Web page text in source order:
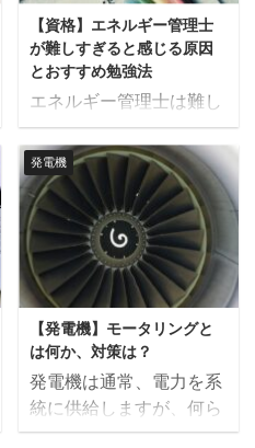
は実際に仕事をする電力
で、モーターや ...
御原理、導入する目的に
ついて解説します。 AQR
とは AQRとは、自動無効
電力調整装置のことで発
電機の無効電力出力が設
ように、界磁電流を制御
します。 例えば、受電端
のAQR制御とは、受電端
の無効電力を設定した値
に調整することを意味し
ます。 発電機の制御には
AQRの他にもAPFR（自
動力率調整装置）やAVR
...
【資格】エネルギー管理士
が難しすぎると感じる原因
とおすすめ勉強法
エネルギー管理士は難し
すぎる！ エネルギー管理
士の勉強を始めたばかり
の頃はほとんどの方がこ
のように感じるのではな
いでしょうか？ 私もエネ
ルギー管理士の参考書を
開いた最初のころは専門
用語だらけで全く内容が
理解できず、先の長さに
嫌気がさしたのをよく覚
えています。 エコおじい
私も実際に合格するまで
発電機
【発電機】モータリングと
は何か、対策は？
発電機は通常、電力を系
統に供給しますが、何ら
かの事情により電力を受